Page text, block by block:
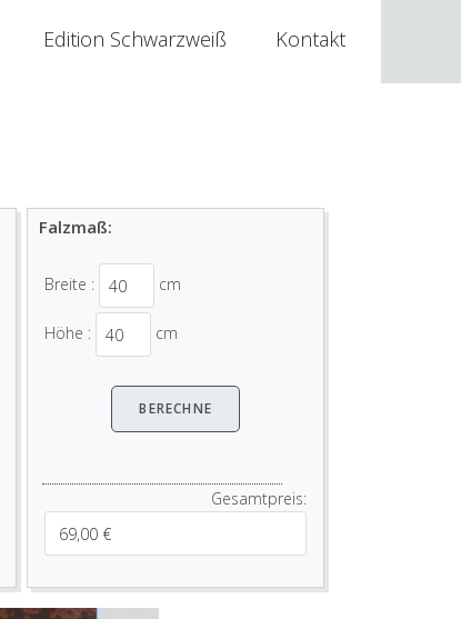
Edition Schwarzweiß Kontakt
Falzmaß:
Breite : cm
Höhe : cm
Gesamtpreis: